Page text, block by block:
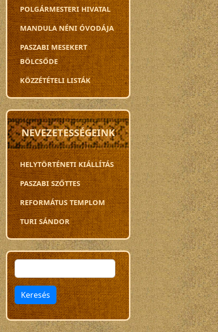
POLGÁRMESTERI HIVATAL
MANDULA NÉNI ÓVODÁJA
PASZABI MESEKERT
BÖLCSŐDE
KÖZZÉTÉTELI LISTÁK
NEVEZETESSÉGEINK
HELYTÖRTÉNETI KIÁLLÍTÁS
PASZABI SZŐTTES
REFORMÁTUS TEMPLOM
TURI SÁNDOR
Keresés
Keresés